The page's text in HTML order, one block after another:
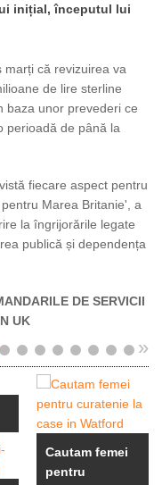
inițial, începutul lui
marți că revizuirea va
de lire sterline
baza unor prevederi ce
perioadă de până la
fiecare aspect pentru
Marea Britanie', a
la îngrijorările legate
publică și dependența
DE SERVICII
UK
»
Cautam femei
pentru